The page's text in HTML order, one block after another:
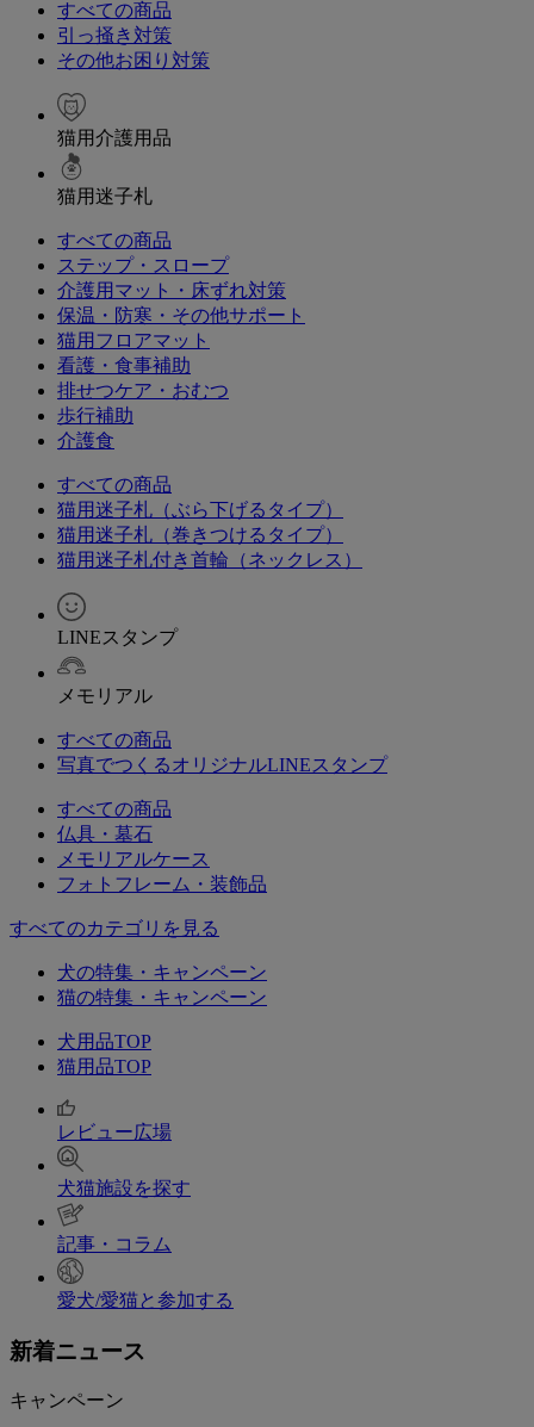
すべての商品
引っ掻き対策
その他お困り対策
猫用介護用品
猫用迷子札
すべての商品
ステップ・スロープ
介護用マット・床ずれ対策
保温・防寒・その他サポート
猫用フロアマット
看護・食事補助
排せつケア・おむつ
歩行補助
介護食
すべての商品
猫用迷子札（ぶら下げるタイプ）
猫用迷子札（巻きつけるタイプ）
猫用迷子札付き首輪（ネックレス）
LINEスタンプ
メモリアル
すべての商品
写真でつくるオリジナルLINEスタンプ
すべての商品
仏具・墓石
メモリアルケース
フォトフレーム・装飾品
すべてのカテゴリを見る
犬の特集・キャンペーン
猫の特集・キャンペーン
犬用品TOP
猫用品TOP
レビュー広場
犬猫施設を探す
記事・コラム
愛犬/愛猫と参加する
新着ニュース
キャンペーン